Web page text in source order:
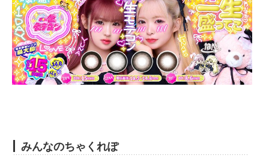
みんなのちゃくれぽ